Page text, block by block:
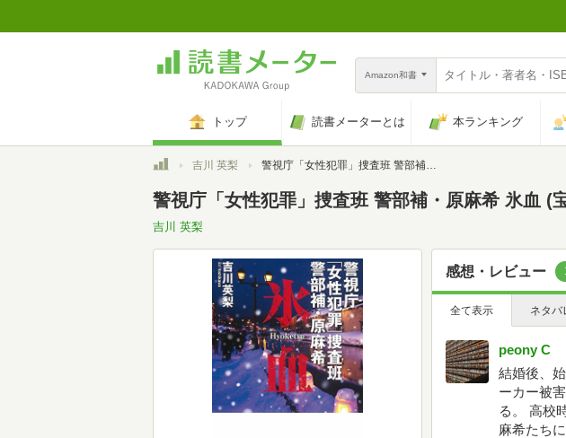
Amazon和書
トップ 読書メーターとは 本ランキング
トップ吉川 英梨 警視庁「女性犯罪」捜査班 警部補・原麻希 氷血 (宝島社文庫)
警視庁「女性犯罪」捜査班 警部補・原麻希 氷血 (
吉川 英梨
感想・レビュー
全て表示 ネタバ
peony C
結婚後、
ーカー被
る。 高校
麻希たち